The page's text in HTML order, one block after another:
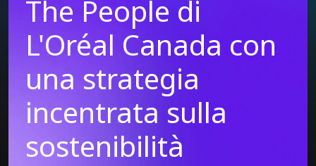
The People di
L'Oréal Canada con
una strategia
incentrata sulla
sostenibilità